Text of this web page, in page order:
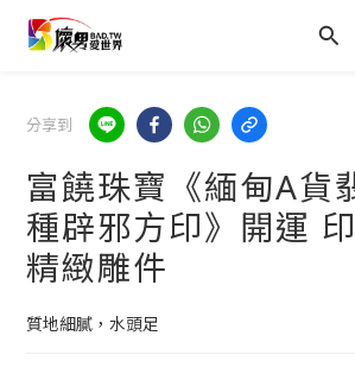
分享到
富饒珠寶《緬甸A貨
種辟邪方印》開運
精緻雕件
質地細膩，水頭足